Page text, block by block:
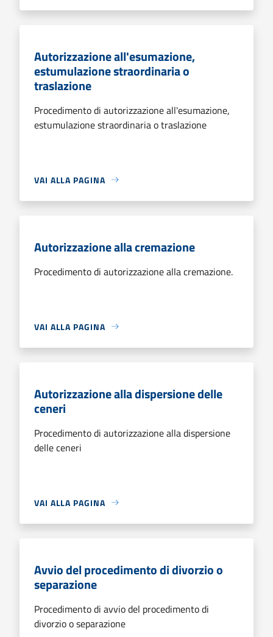
Autorizzazione all'esumazione,
estumulazione straordinaria o
traslazione
Procedimento di autorizzazione all'esumazione,
estumulazione straordinaria o traslazione
VAI ALLA PAGINA
Autorizzazione alla cremazione
Procedimento di autorizzazione alla cremazione.
VAI ALLA PAGINA
Autorizzazione alla dispersione delle
ceneri
Procedimento di autorizzazione alla dispersione
delle ceneri
VAI ALLA PAGINA
Avvio del procedimento di divorzio o
separazione
Procedimento di avvio del procedimento di
divorzio o separazione